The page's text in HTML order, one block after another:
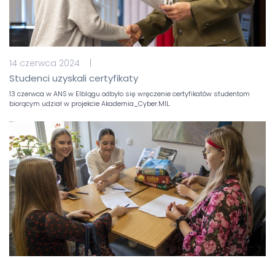
14 czerwca 2024 |
Studenci uzyskali certyfikaty
13 czerwca w ANS w Elblągu odbyło się wręczenie certyfikatów studentom
biorącym udział w projekcie Akademia_Cyber.MIL.